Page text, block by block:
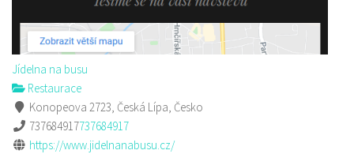
Jídelna na busu
Restaurace
Konopeova 2723, Česká Lípa, Česko
737684917737684917
https://www.jidelnanabusu.cz/